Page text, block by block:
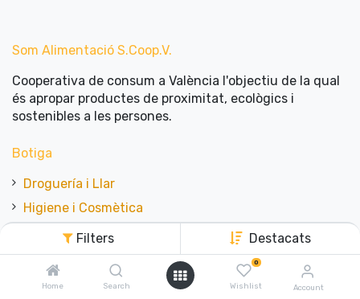
Filters Destacats
Home Search
0
Wishlist Account
Som Alimentació​ ​S.Coop.V.
Cooperativa de consum a València l'objectiu de la qual
és apropar productes de proximitat, ecològics i
sostenibles a les persones.
Botiga
Droguería i Llar
Higiene i Cosmètica
Fruita i Verdura
Granel